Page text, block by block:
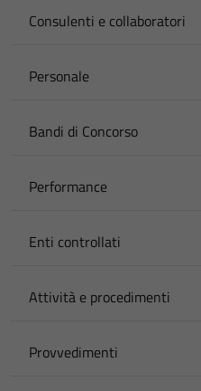
Consulenti e collaboratori
Personale
Bandi di Concorso
Performance
Enti controllati
Attività e procedimenti
Provvedimenti